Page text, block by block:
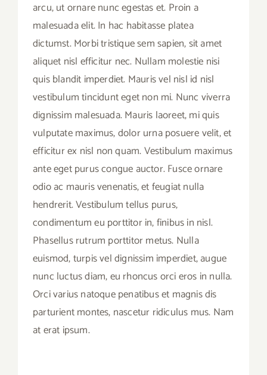
arcu, ut ornare nunc egestas et. Proin a
malesuada elit. In hac habitasse platea
dictumst. Morbi tristique sem sapien, sit amet
aliquet nisl efficitur nec. Nullam molestie nisi
quis blandit imperdiet. Mauris vel nisl id nisl
vestibulum tincidunt eget non mi. Nunc viverra
dignissim malesuada. Mauris laoreet, mi quis
vulputate maximus, dolor urna posuere velit, et
efficitur ex nisl non quam. Vestibulum maximus
ante eget purus congue auctor. Fusce ornare
odio ac mauris venenatis, et feugiat nulla
hendrerit. Vestibulum tellus purus,
condimentum eu porttitor in, finibus in nisl.
Phasellus rutrum porttitor metus. Nulla
euismod, turpis vel dignissim imperdiet, augue
nunc luctus diam, eu rhoncus orci eros in nulla.
Orci varius natoque penatibus et magnis dis
parturient montes, nascetur ridiculus mus. Nam
at erat ipsum.